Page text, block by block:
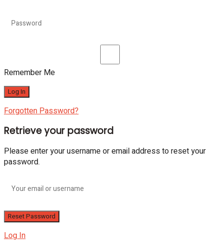
Remember Me
Forgotten Password?
Retrieve your password
Please enter your username or email address to reset your
password.
Log In